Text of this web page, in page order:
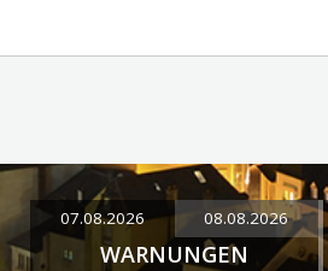
07.08.2026 08.08.2026
WARNUNGEN